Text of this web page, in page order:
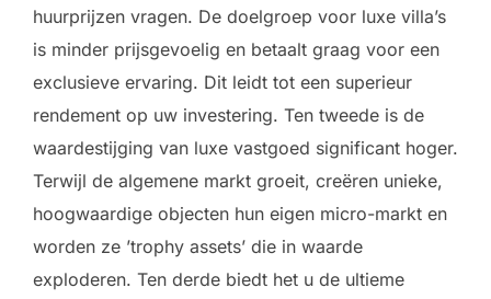
huurprijzen vragen. De doelgroep voor luxe villa’s
is minder prijsgevoelig en betaalt graag voor een
exclusieve ervaring. Dit leidt tot een superieur
rendement op uw investering. Ten tweede is de
waardestijging van luxe vastgoed significant hoger.
Terwijl de algemene markt groeit, creëren unieke,
hoogwaardige objecten hun eigen micro-markt en
worden ze ’trophy assets’ die in waarde
exploderen. Ten derde biedt het u de ultieme